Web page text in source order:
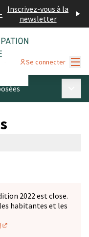
- Inscrivez-vous à la
newsletter
Se connecter
2022 est close.
habitantes et les